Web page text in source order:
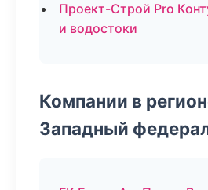
Проект-Строй Pro
и водостоки
Компании в
Западный